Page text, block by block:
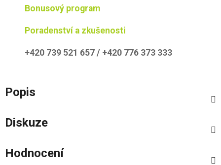
Bonusový program
Poradenství a zkušenosti
+420 739 521 657 / +420 776 373 333
Popis
Diskuze
Hodnocení